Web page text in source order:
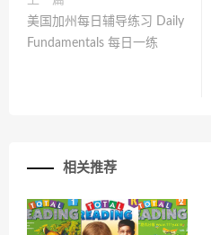
美国加州每日辅导练习 Daily
Fundamentals 每日一练
相关推荐